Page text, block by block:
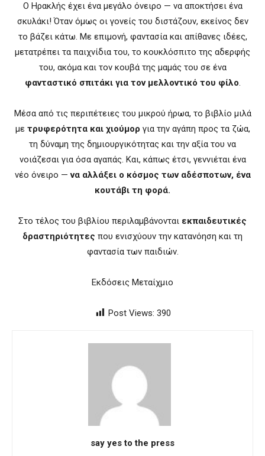
Ο Ηρακλής έχει ένα μεγάλο όνειρο — να αποκτήσει ένα
σκυλάκι! Όταν όμως οι γονείς του διστάζουν, εκείνος δεν
το βάζει κάτω. Με επιμονή, φαντασία και απίθανες ιδέες,
μετατρέπει τα παιχνίδια του, το κουκλόσπιτο της αδερφής
του, ακόμα και τον κουβά της μαμάς του σε ένα
φανταστικό σπιτάκι για τον μελλοντικό του φίλο.
Μέσα από τις περιπέτειες του μικρού ήρωα, το βιβλίο μιλά
με τρυφερότητα και χιούμορ για την αγάπη προς τα ζώα,
τη δύναμη της δημιουργικότητας και την αξία του να
νοιάζεσαι για όσα αγαπάς. Και, κάπως έτσι, γεννιέται ένα
νέο όνειρο —να αλλάξει ο κόσμος των αδέσποτων, ένα
κουτάβι τη φορά.
Στο τέλος του βιβλίου περιλαμβάνονται εκπαιδευτικές
δραστηριότητες που ενισχύουν την κατανόηση και τη
φαντασία των παιδιών.
Εκδόσεις Μεταίχμιο
Post Views: 390
say yes to the press